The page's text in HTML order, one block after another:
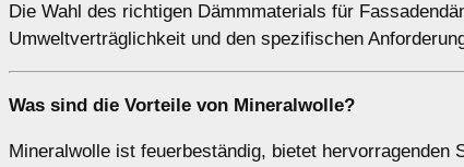
Die Wahl des richtigen Dämmmaterials für
Umweltverträglichkeit und den spezifischen
Was sind die Vorteile von Mineralwolle?
Mineralwolle ist feuerbeständig, bietet